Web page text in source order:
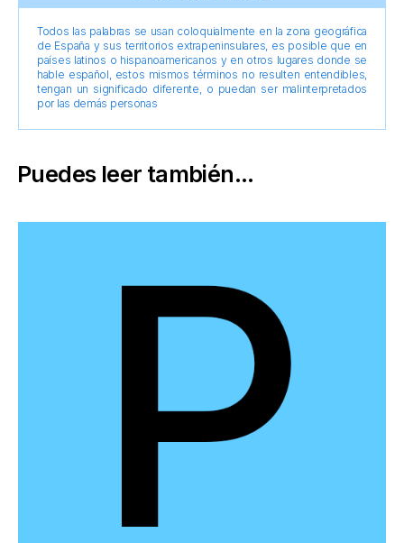
Todos las palabras se usan coloquialmente en la zona geográfica
de España y sus territorios extrapeninsulares, es posible que en
países latinos o hispanoamericanos y en otros lugares donde se
hable español, estos mismos términos no resulten entendibles,
tengan un significado diferente, o puedan ser malinterpretados
por las demás personas
Puedes leer también...